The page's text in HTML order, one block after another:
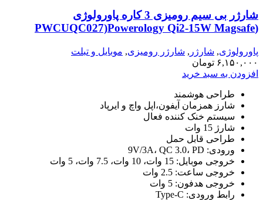
شارژر بی سیم رومیزی 3 کاره پاورولوژی
(PWCUQC027)Powerology Qi2-15W Magsafe
پاورولوژی, شارژر , شارژر رومیزی, موبایل و تبلت
۶,۱۵۰,۰۰۰ تومان
افزودن به سبد خرید
طراحی هوشمند
شارز همزمان آیفون،اپل واچ و ایرپاد
سیستم خنک کننده فعال
شارژ 15 وات
طراحی قابل حمل
ورودی: 9V/3A، QC 3.0، PD
خروجی موبایل: 15 وات، 10 وات، 7.5 وات، 5 وات
خروجی ساعت: 2.5 وات
خروجی هدفون: 5 وات
رابط ورودی: Type-C